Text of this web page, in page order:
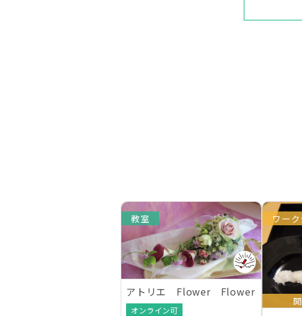
教室
アトリエ Flower Flower
オンライン可
ワー